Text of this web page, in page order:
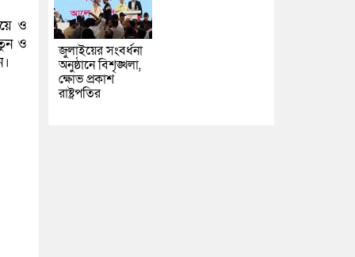
ও
ও
জুলাইয়ের সংবর্ধনা
অনুষ্ঠানে বিশৃঙ্খলা,
ক্ষোভ প্রকাশ
রাষ্ট্রপতির